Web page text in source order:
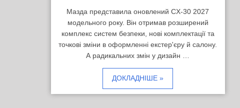
Мазда представила оновлений CX-30 2027
модельного року. Він отримав розширений
комплекс систем безпеки, нові комплектації та
точкові зміни в оформленні екстер'єру й салону.
А радикальних змін у дизайн …
ДОКЛАДНІШЕ »